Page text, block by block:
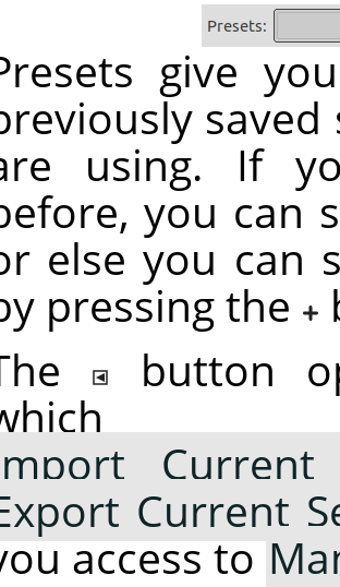
give
using. If
you can
else you can
pressing the
button
Current
access to